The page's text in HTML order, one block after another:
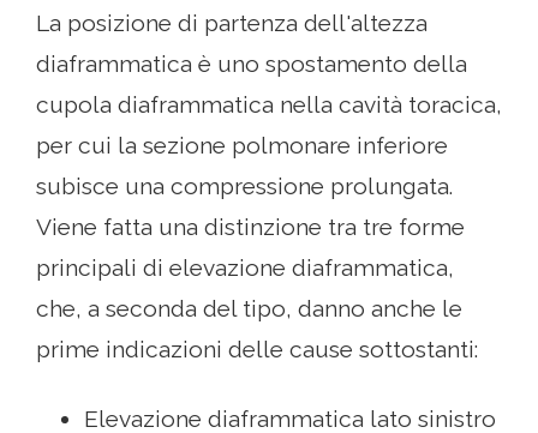
La posizione di partenza dell'altezza
diaframmatica è uno spostamento della
cupola diaframmatica nella cavità toracica,
per cui la sezione polmonare inferiore
subisce una compressione prolungata.
Viene fatta una distinzione tra tre forme
principali di elevazione diaframmatica,
che, a seconda del tipo, danno anche le
prime indicazioni delle cause sottostanti:
Elevazione diaframmatica lato sinistro